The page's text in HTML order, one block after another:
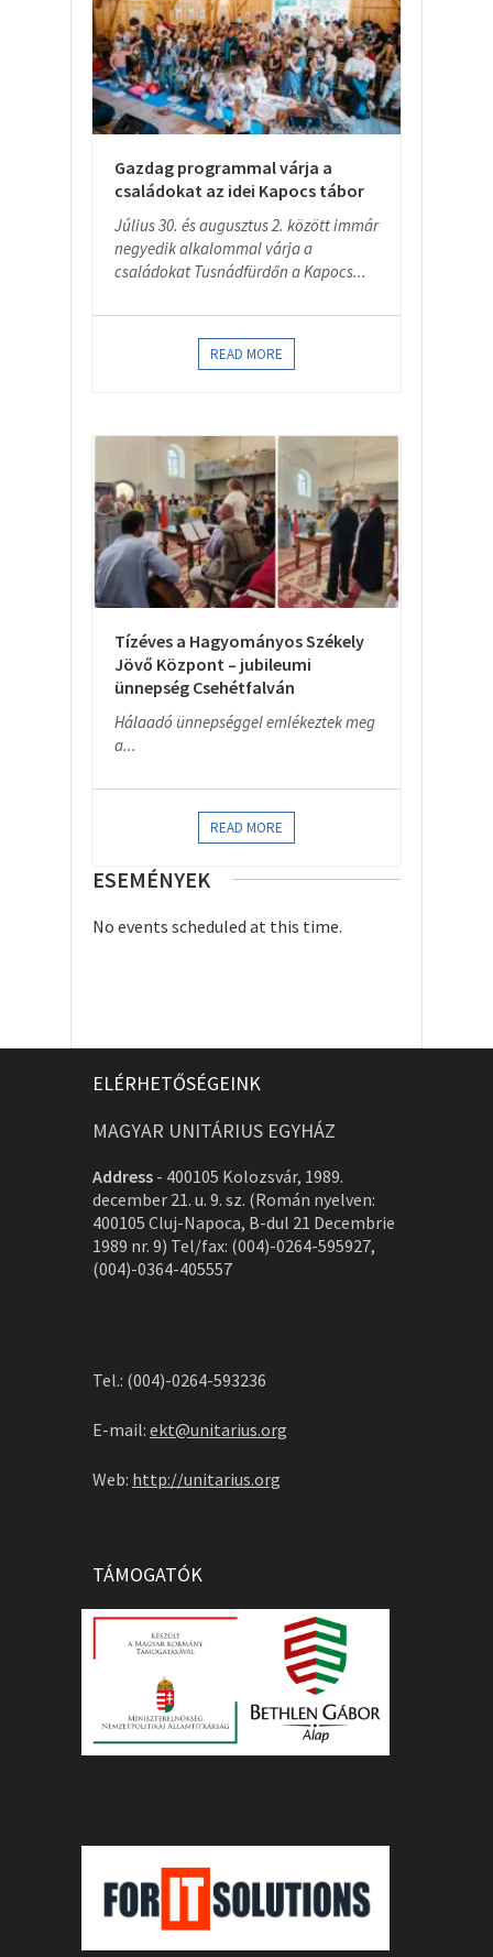
Gazdag programmal várja a
családokat az idei Kapocs tábor
Július 30. és augusztus 2. között immár
negyedik alkalommal várja a
családokat Tusnádfürdőn a Kapocs...
READ MORE
Tízéves a Hagyományos Székely
Jövő Központ – jubileumi
ünnepség Csehétfalván
Hálaadó ünnepséggel emlékeztek meg
a...
READ MORE
ESEMÉNYEK
No events scheduled at this time.
ELÉRHETŐSÉGEINK
MAGYAR UNITÁRIUS EGYHÁZ
Address - 400105 Kolozsvár, 1989.
december 21. u. 9. sz. (Román nyelven:
400105 Cluj-Napoca, B-dul 21 Decembrie
1989 nr. 9) Tel/fax: (004)-0264-595927,
(004)-0364-405557
Tel.: (004)-0264-593236
E-mail: ekt@unitarius.org
Web: http://unitarius.org
TÁMOGATÓK